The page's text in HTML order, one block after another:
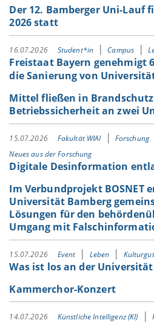
Der 12. Bamberger Uni-Lauf
2026 statt
16.07.2026 Student*in Campus
Freistaat Bayern genehmigt
die Sanierung von
Mittel fließen in
Betriebssicherheit an zwei
15.07.2026 Fakultät WIAI Forschung
Neues aus der Forschung
Digitale Desinformation
Im Verbundprojekt BOSNET
Universität Bamberg
Lösungen für den
Umgang mit
15.07.2026 Event Leben
Was ist los an der
Kammerchor-Konzert
14.07.2026 Künstliche Intelligenz (KI)